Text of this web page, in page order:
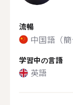
流暢
中国語（
学習中の言語
英語